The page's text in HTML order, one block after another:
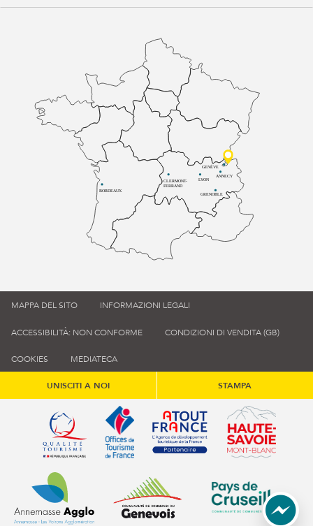
BORDEAUX
CLERMONT-
FERRAND
LYON
ANNECY
GRENOBLE
GENÈVE
MAPPA DEL SITO INFORMAZIONI LEGALI
ACCESSIBILITÀ: NON CONFORME CONDIZIONI DI VENDITA (GB)
COOKIES MEDIATECA
UNISCITI A NOI STAMPA
Qualité tourisme (s'ouvre dans une nouvelle fenêtre)
Office de tourisme de France (s'ouvre
Atout France (s'ouvre dans
Annemasse Agglo (s'ouvre dans une nouvelle fenêtre)
Communauté de communes du
Communauté de